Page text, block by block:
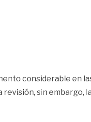
considerable en
sin